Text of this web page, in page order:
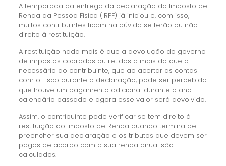
A temporada da entrega da declaração do Imposto de
Renda da Pessoa Física (IRPF) já iniciou e, com isso,
muitos contribuintes ficam na dúvida se terão ou não
direito à restituição.
A restituição nada mais é que a devolução do governo
de impostos cobrados ou retidos a mais do que o
necessário do contribuinte, que ao acertar as contas
com o Fisco durante a declaração, pode ser percebido
que houve um pagamento adicional durante o ano-
calendário passado e agora esse valor será devolvido.
Assim, o contribuinte pode verificar se tem direito à
restituição do Imposto de Renda quando termina de
preencher sua declaração e os tributos que devem ser
pagos de acordo com a sua renda anual são
calculados.